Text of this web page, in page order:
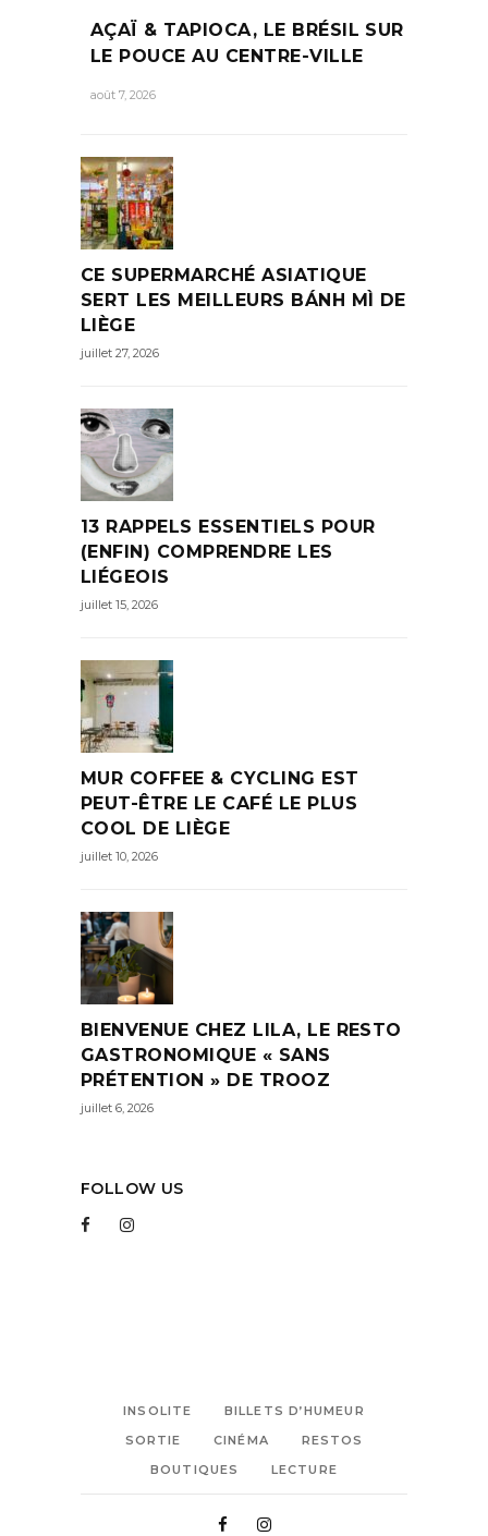
AÇAÏ & TAPIOCA, LE BRÉSIL SUR
LE POUCE AU CENTRE-VILLE
août 7, 2026
CE SUPERMARCHÉ ASIATIQUE
SERT LES MEILLEURS BÁNH MÌ DE
LIÈGE
juillet 27, 2026
13 RAPPELS ESSENTIELS POUR
(ENFIN) COMPRENDRE LES
LIÉGEOIS
juillet 15, 2026
MUR COFFEE & CYCLING EST
PEUT-ÊTRE LE CAFÉ LE PLUS
COOL DE LIÈGE
juillet 10, 2026
BIENVENUE CHEZ LILA, LE RESTO
GASTRONOMIQUE « SANS
PRÉTENTION » DE TROOZ
juillet 6, 2026
FOLLOW US
INSOLITE
BILLETS D’HUMEUR
SORTIE
CINÉMA
RESTOS
BOUTIQUES
LECTURE